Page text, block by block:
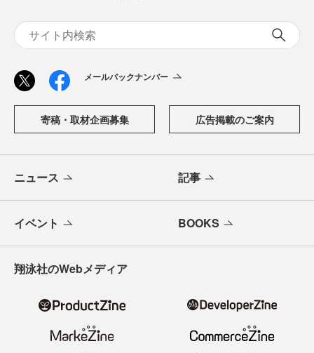
メールバックナンバー
寄稿・取材企画募集 広告掲載のご案内
ニュース 記事
イベント BOOKS
翔泳社のWebメディア